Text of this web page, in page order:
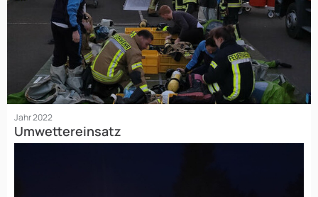
Jahr 2022
Umwettereinsatz